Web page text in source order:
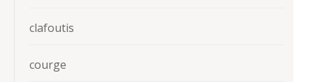
clafoutis
courge